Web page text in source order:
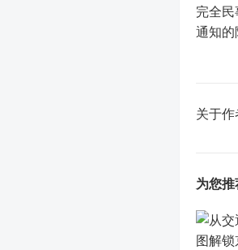
完全
通知的
关于作
为您推